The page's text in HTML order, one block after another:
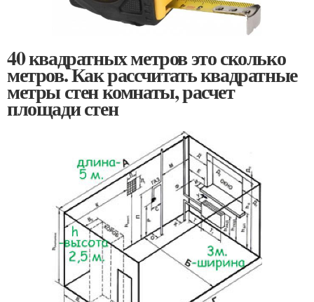
40 квадратных метров это сколько
метров. Как рассчитать квадратные
метры стен комнаты, расчет
площади стен